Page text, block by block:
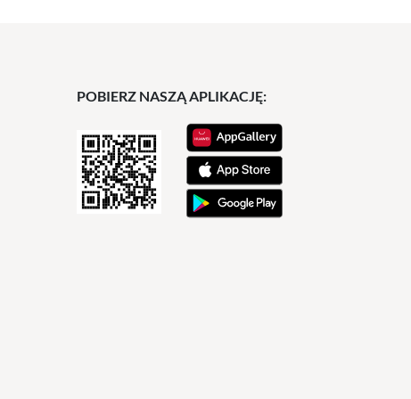
POBIERZ NASZĄ APLIKACJĘ: